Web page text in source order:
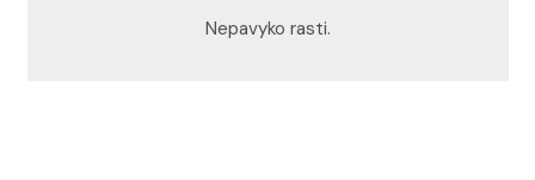
Nepavyko rasti.